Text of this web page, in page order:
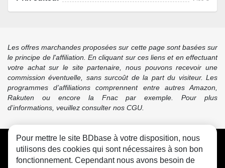
Les offres marchandes proposées sur cette page sont basées sur
le principe de l'affiliation. En cliquant sur ces liens et en effectuant
votre achat sur le site partenaire, nous pouvons recevoir une
commission éventuelle, sans surcoût de la part du visiteur. Les
programmes d’affiliations comprennent entre autres Amazon,
Rakuten ou encore la Fnac par exemple. Pour plus
d’informations, veuillez consulter nos CGU.
CGU FAQ Contact Cookies
Pour mettre le site BDbase à votre disposition, nous
utilisons des cookies qui sont nécessaires à son bon
fonctionnement. Cependant nous avons besoin de